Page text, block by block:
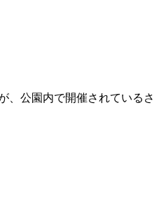
、公園内で開催されているさ